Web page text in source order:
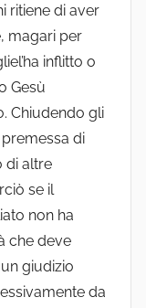
ritiene di aver
magari per
inflitto o
Gesù
Chiudendo gli
di
di altre
se il
non ha
che deve
giudizio
da